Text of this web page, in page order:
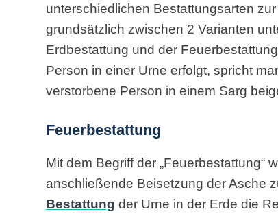
unterschiedlichen Bestattungsarten
grundsätzlich zwischen 2 Varianten
Erdbestattung und der
Person in einer Urne erfolgt, spricht
verstorbene Person in einem Sarg
Feuerbestattung
Mit dem Begriff der „Feuerbestattung“
anschließende Beisetzung der Asche
Bestattung der Urne in der Erde die